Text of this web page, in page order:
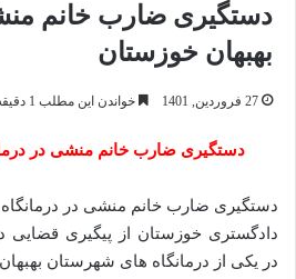
دستگیری ضارب خانم
بهبهان خوزستان
27 فروردین, 1401 خواندن این مطلب 1 دقیقه زمان میبرد
دستگیری ضارب خانم منشی در
دستگیری ضارب خانم منشی در
دادگستری خوزستان از پیگیری قضایی
در یکی از درمانگاه‌ های شهرستان